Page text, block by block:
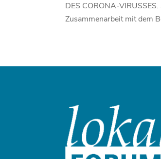
DES CORONA-
Zusammenarbeit mit dem